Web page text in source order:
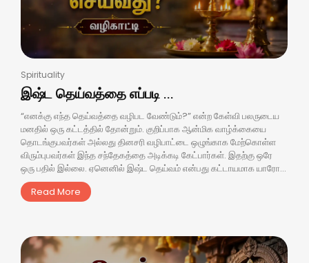
Spirituality
இஷ்ட தெய்வத்தை எப்படி ...
“எனக்கு எந்த தெய்வத்தை வழிபட வேண்டும்?” என்ற கேள்வி பலருடைய
மனதில் ஒரு கட்டத்தில் தோன்றும். குறிப்பாக ஆன்மிக வாழ்க்கையை
தொடங்குபவர்கள் அல்லது தினசரி வழிபாட்டை ஒழுங்காக மேற்கொள்ள
விரும்புபவர்கள் இந்த சந்தேகத்தை அடிக்கடி கேட்பார்கள். இதற்கு ஒரே
ஒரு பதில் இல்லை. ஏனெனில் இஷ்ட தெய்வம் என்பது கட்டாயமாக யாரோ...
Read More